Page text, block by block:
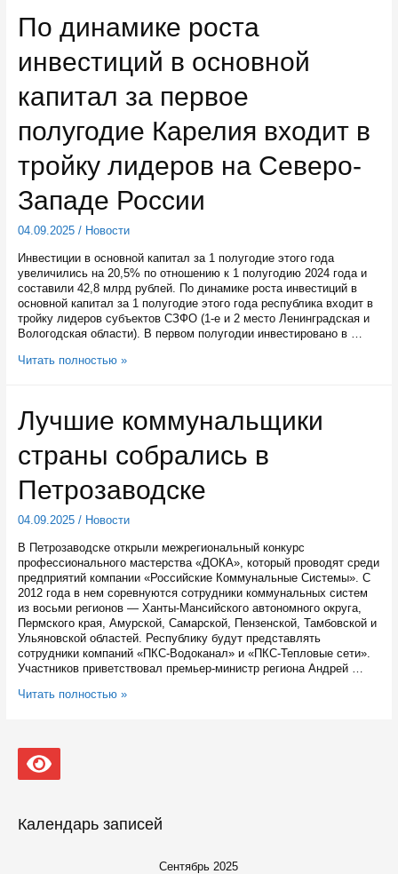
«Ладога»
представил
новый
молодежный
#МолодоСеверно
По динамике роста
инвестиций в основной
капитал за первое
полугодие Карелия входит в
тройку лидеров на Северо-
Западе России
04.09.2025/ Новости
Инвестиции в основной капитал за 1 полугодие этого года
увеличились на 20,5% по отношению к 1 полугодию 2024 года и
составили 42,8 млрд рублей. По динамике роста инвестиций в
основной капитал за 1 полугодие этого года республика входит в
тройку лидеров субъектов СЗФО (1-е и 2 место Ленинградская и
Вологодская области). В первом полугодии инвестировано в …
По
в
основной
капитал
за
первое
полугодие
входит
в
тройку
лидеров
на
Северо-
Западе
России
Читать полностью »
Лучшие коммунальщики
страны собрались в
Петрозаводске
04.09.2025/ Новости
В Петрозаводске открыли межрегиональный конкурс
профессионального мастерства «ДОКА», который проводят среди
предприятий компании «Российские Коммунальные Системы». С
2012 года в нем соревнуются сотрудники коммунальных систем
из восьми регионов — Ханты-Мансийского автономного округа,
Пермского края, Амурской, Самарской, Пензенской, Тамбовской и
Ульяновской областей. Республику будут представлять
сотрудники компаний «ПКС-Водоканал» и «ПКС-Тепловые сети».
Участников приветствовал премьер-министр региона Андрей …
Лучшие
в
Петрозаводске
Читать полностью »
Календарь записей
Сентябрь 2025